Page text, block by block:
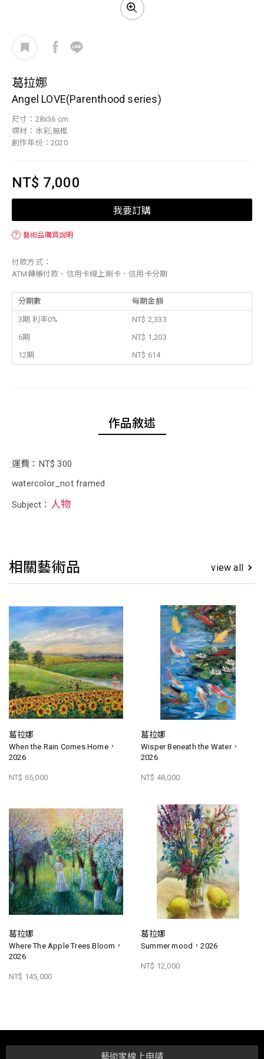
葛拉娜
Angel LOVE(Parenthood series)
尺寸：28x36 cm
媒材：水彩,無框
創作年份：2020
NT$ 7,000
我要訂購
？ 藝術品購買說明
付款方式：
ATM轉帳付款、信用卡線上刷卡、信用卡分期
分期數 每期金額
3期 利率0%
NT$ 2,333
6期
NT$ 1,203
12期
NT$ 614
作品敘述
運費：NT$ 300
watercolor_not framed
Subject： 人物
相關藝術品 view all
葛拉娜
When the Rain Comes Home，
2026
NT$ 65,000
葛拉娜
Wisper Beneath the Water，
2026
NT$ 48,000
葛拉娜
Where The Apple Trees Bloom，
2026
NT$ 145,000
葛拉娜
Summer mood，2026
NT$ 12,000
藝術家線上申請